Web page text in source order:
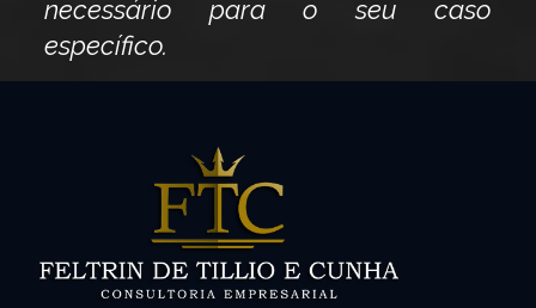
necessário para o seu caso
específico.